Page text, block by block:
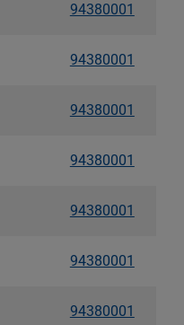
94380001
94380001
94380001
94380001
94380001
94380001
94380001